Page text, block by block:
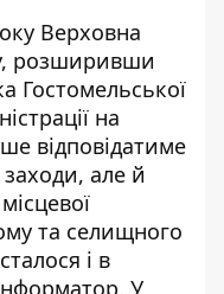
Верховна
розширивши
Гостомельської
на
відповідатиме
але й
та селищного
і в
У